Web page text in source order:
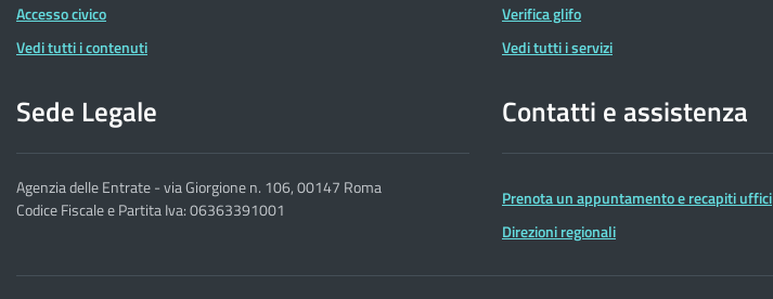
Accesso civico
Vedi tutti i contenuti
Verifica glifo
Vedi tutti i servizi
Sede Legale
Agenzia delle Entrate - via Giorgione n. 106, 00147 Roma
Codice Fiscale e Partita Iva: 06363391001
Contatti e assistenza
Prenota un appuntamento e recapiti uffici
Direzioni regionali